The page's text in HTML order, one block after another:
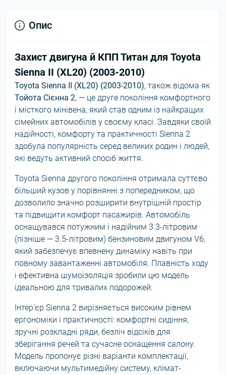
Опис
Захист двигуна й КПП Титан для Toyota
Sienna II (XL20) (2003-2010)
Toyota Sienna II (XL20) (2003-2010), також відома як
Тойота Сієнна 2, — це друге покоління комфортного
і місткого мінівена, який став одним із найкращих
сімейних автомобілів у своєму класі. Завдяки своїй
надійності, комфорту та практичності Sienna 2
здобула популярність серед великих родин і людей,
які ведуть активний спосіб життя.
Toyota Sienna другого покоління отримала суттєво
більший кузов у порівнянні з попередником, що
дозволило значно розширити внутрішній простір
та підвищити комфорт пасажирів. Автомобіль
оснащувався потужним і надійним 3.3-літровим
(пізніше — 3.5-літровим) бензиновим двигуном V6,
який забезпечує впевнену динаміку навіть при
повному завантаженні автомобіля. Плавність ходу
і ефективна шумоізоляція зробили цю модель
ідеальною для тривалих подорожей.
Інтер'єр Sienna 2 вирізняється високим рівнем
ергономіки і практичності: комфортні сидіння,
зручні розкладні ряди, безліч відсіків для
зберігання речей та сучасне оснащення салону.
Модель пропонує різні варіанти комплектації,
включаючи мультимедійну систему, клімат-